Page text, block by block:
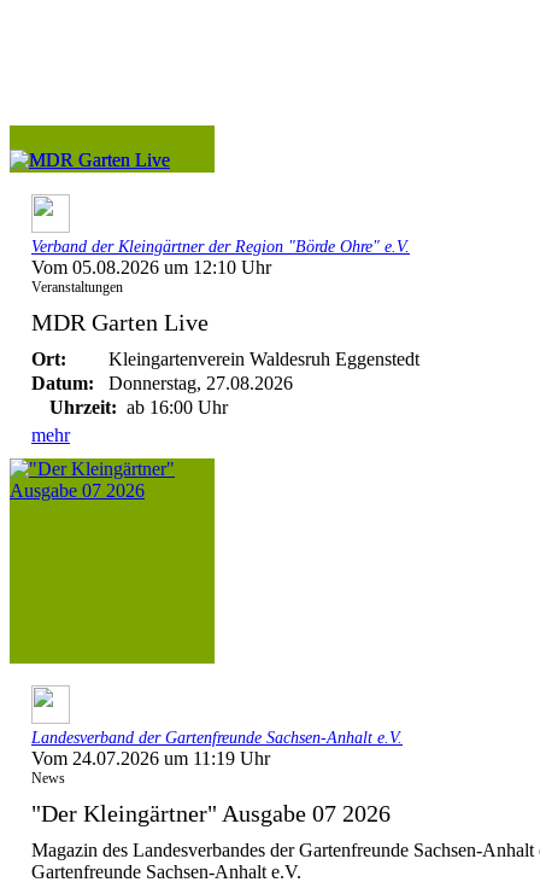
Verband der Kleingärtner der Region "Börde Ohre" e.V.
Vom 05.08.2026 um 12:10 Uhr
Veranstaltungen
MDR Garten Live
Ort:
Kleingartenverein Waldesruh Eggenstedt
Datum:
Donnerstag, 27.08.2026
Uhrzeit: ab 16:00 Uhr
mehr
Landesverband der Gartenfreunde Sachsen-Anhalt e.V.
Vom 24.07.2026 um 11:19 Uhr
News
"Der Kleingärtner" Ausgabe 07 2026
Magazin des Landesverbandes der Gartenfreunde Sachsen-
Gartenfreunde Sachsen-Anhalt e.V.